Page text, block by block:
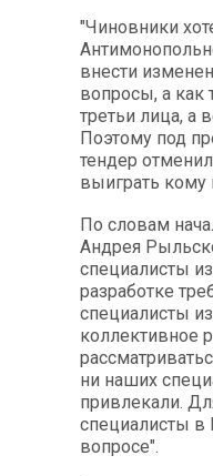
"Чиновники
внести
вопросы, а как
третьи лица, а
Поэтому под
тендер
выиграть кому
По словам
Андрея
специалисты
разработке
специалисты
коллективное
ни наших
привлекали.
специалисты в
вопросе".